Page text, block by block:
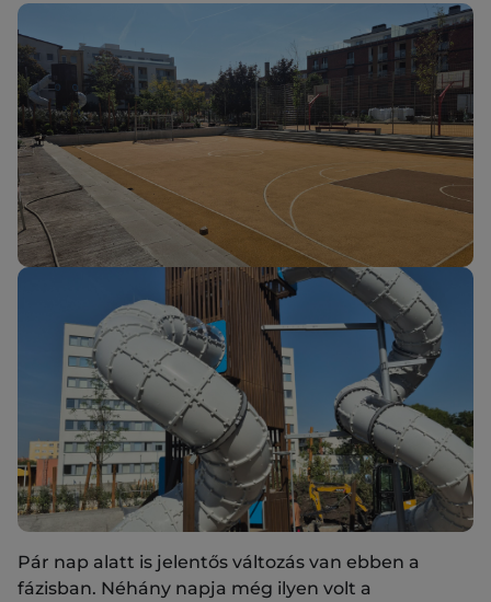
Pár nap alatt is jelentős változás van ebben a
fázisban. Néhány napja még ilyen volt a